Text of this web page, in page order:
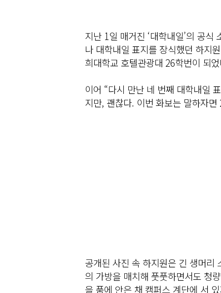
지난 1일 매거진 ‘대학내일’의 공
나 대학내일 표지를 장식했던 하지
희대학교 호텔관광대 26학번이 되
이어 “다시 만난 네 번째 대학내일
지만, 괜찮다. 이번 화보는 말하자
공개된 사진 속 하지원은 긴 생머리
의 가방을 매치해 풋풋하면서도 청
을 품에 안은 채 캠퍼스 계단에 서